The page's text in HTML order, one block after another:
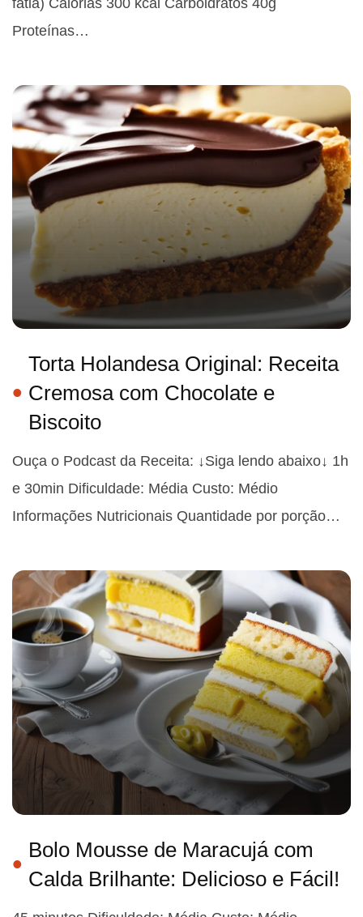
Proteínas…
Torta Holandesa Original: Receita
Cremosa com Chocolate e
Biscoito
Ouça o Podcast da Receita: ↓Siga lendo abaixo↓ 1h
e 30min Dificuldade: Média Custo: Médio
Informações Nutricionais Quantidade por porção…
Bolo Mousse de Maracujá com
Calda Brilhante: Delicioso e Fácil!